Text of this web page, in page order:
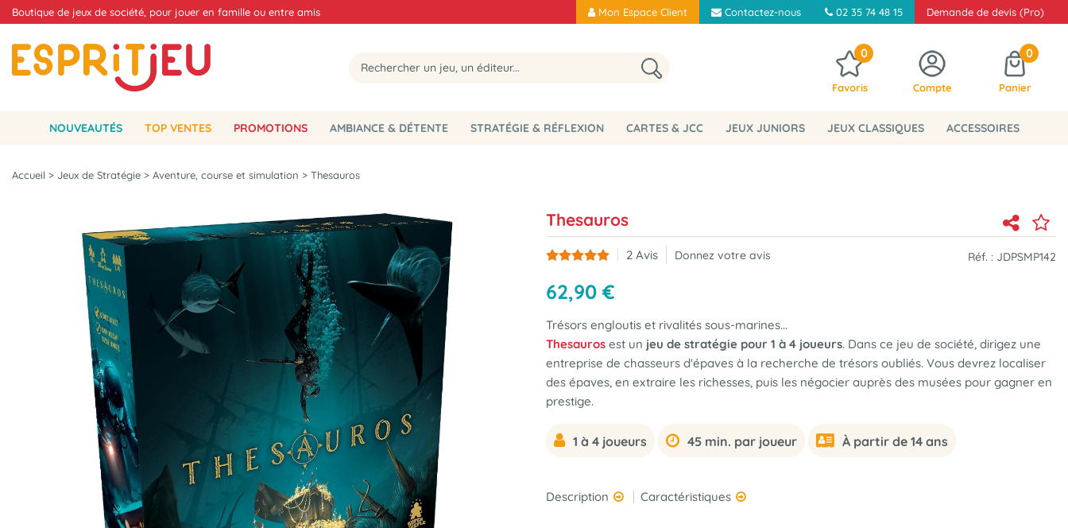
Boutique de jeux de société, pour jouer en famille ou entre amis Mon Espace Client Contactez-nous 02 35 74 48 15 Demande de devis (Pro)
0
Favoris Compte
0
Panier
NOUVEAUTÉS TOP VENTES PROMOTIONS AMBIANCE & DÉTENTE STRATÉGIE & RÉFLEXION CARTES & JCC JEUX JUNIORS JEUX CLASSIQUES ACCESSOIRES
Accueil > Jeux de Stratégie > Aventure, course et simulation > Thesauros
Thesauros
2 Avis Donnez votre avis Réf. : JDPSMP142
62,90 €
Trésors engloutis et rivalités sous-marines...
Thesauros est un jeu de stratégie pour 1 à 4 joueurs. Dans ce jeu de société, dirigez une
entreprise de chasseurs d'épaves à la recherche de trésors oubliés. Vous devrez localiser
des épaves, en extraire les richesses, puis les négocier auprès des musées pour gagner en
prestige.
1 à 4 joueurs 45 min. par joueur À partir de 14 ans
Description Caractéristiques